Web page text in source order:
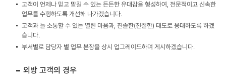
고객이 언제나 믿고 맡길 수 있는 든든한 유대감을 형성하여, 전문적이고 신속한
업무를 수행하도록 개선해 나가겠습니다.
고객과 늘 소통할 수 있는 열린 마음과, 진솔한(친절한) 태도로 응대하도록 하겠
습니다.
부서별로 담당자 별 업무 분장을 상시 업그레이드하며 게시하겠습니다.
외방 고객의 경우